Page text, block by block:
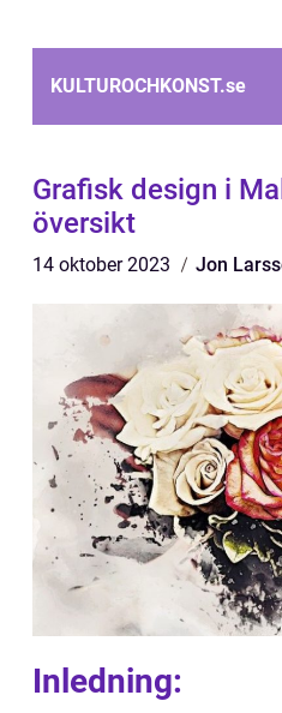
KULTUROCHKONST.se
Grafisk design i
översikt
14 oktober 2023 Jon
Inledning: